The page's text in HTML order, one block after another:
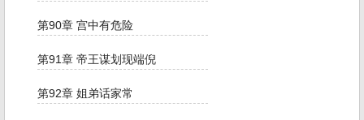
第90章 宫中有危险
第91章 帝王谋划现端倪
第92章 姐弟话家常